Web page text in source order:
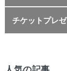
チケットプレ